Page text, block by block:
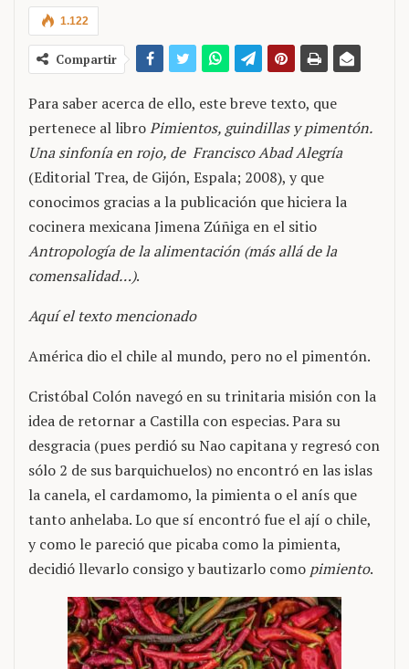
1.122
Compartir
Para saber acerca de ello, este breve texto, que
pertenece al libroPimientos, guindillas y pimentón.
Una sinfonía en rojo, de Francisco Abad Alegría
(Editorial Trea, de Gijón, Espala; 2008), y que
conocimos gracias a la publicación que hiciera la
cocinera mexicana Jimena Zúñiga en el sitio
Antropología de la alimentación (más allá de la
comensalidad…).
Aquí el texto mencionado
América dio el chile al mundo, pero no el pimentón.
Cristóbal Colón navegó en su trinitaria misión con la
idea de retornar a Castilla con especias. Para su
desgracia (pues perdió su Nao capitana y regresó con
sólo 2 de sus barquichuelos) no encontró en las islas
la canela, el cardamomo, la pimienta o el anís que
tanto anhelaba. Lo que sí encontró fue el ají o chile,
y como le pareció que picaba como la pimienta,
decidió llevarlo consigo y bautizarlo como pimiento.